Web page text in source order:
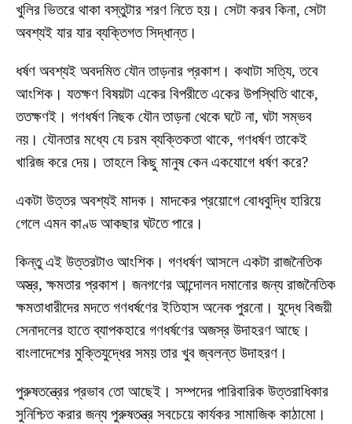
খুলির ভিতরে থাকা বস্তুটার শরণ নিতে হয়। সেটা করব কিনা, সেটা
অবশ্যই যার যার ব্যক্তিগত সিদ্ধান্ত।
ধর্ষণ অবশ্যই অবদমিত যৌন তাড়নার প্রকাশ। কথাটা সত্যি, তবে
আংশিক। যতক্ষণ বিষয়টা একের বিপরীতে একের উপস্থিতি থাকে,
ততক্ষণই। গণধর্ষণ নিছক যৌন তাড়না থেকে ঘটে না, ঘটা সম্ভব
নয়। যৌনতার মধ্যে যে চরম ব্যক্তিকতা থাকে, গণধর্ষণ তাকেই
খারিজ করে দেয়। তাহলে কিছু মানুষ কেন একযোগে ধর্ষণ করে?
একটা উত্তর অবশ্যই মাদক। মাদকের প্রয়োগে বোধবুদ্ধি হারিয়ে
গেলে এমন কাণ্ড আকছার ঘটতে পারে।
কিন্তু এই উত্তরটাও আংশিক। গণধর্ষণ আসলে একটা রাজনৈতিক
অস্ত্র, ক্ষমতার প্রকাশ। জনগণের আন্দোলন দমানোর জন্য রাজনৈতিক
ক্ষমতাধারীদের মদতে গণধর্ষণের ইতিহাস অনেক পুরনো। যুদ্ধে বিজয়ী
সেনাদলের হাতে ব্যাপকহারে গণধর্ষণের অজস্র উদাহরণ আছে।
বাংলাদেশের মুক্তিযুদ্ধের সময় তার খুব জ্বলন্ত উদাহরণ।
পুরুষতন্ত্রের প্রভাব তো আছেই। সম্পদের পারিবারিক উত্তরাধিকার
সুনিশ্চিত করার জন্য পুরুষতন্ত্র সবচেয়ে কার্যকর সামাজিক কাঠামো।